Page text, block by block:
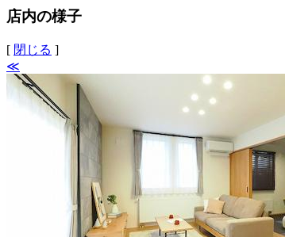
店内の様子
[ 閉じる ]
≪